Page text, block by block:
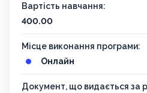
Вартість навчання:
400.00
Місце виконання програми:
Онлайн
Документ, що видається за